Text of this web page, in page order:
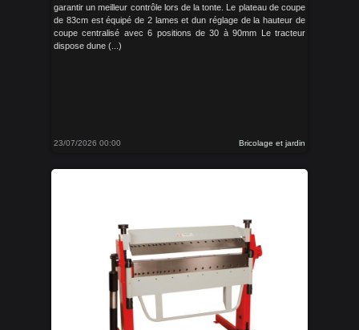
garantir un meilleur contrôle lors de la tonte. Le plateau de coupe
de 83cm est équipé de 2 lames et dun réglage de la hauteur de
coupe centralisé avec 6 positions de 30 à 90mm Le tracteur
dispose dune (...)
23/07/2026 00:00 Bricolage et jardin